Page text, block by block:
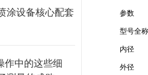
涂设备核心配套
作中的这些细
参数
型号全
内径
外径